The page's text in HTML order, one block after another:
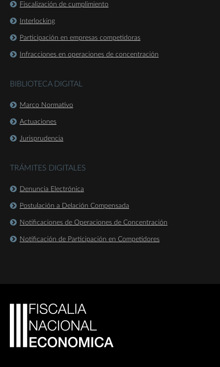
Fiscalización de cumplimiento
Interlocking
Participación en empresas competidoras
Infracciones en operaciones de concentración
BIBLIOTECA DIGITAL
Marco Normativo
Actuaciones
Jurisprudencia
TRÁMITES DIGITALES
Denuncia Electrónica
Postulación a Delación Compensada
Notificaciones de Operaciones de Concentración
Notificación de Participación en Competidores